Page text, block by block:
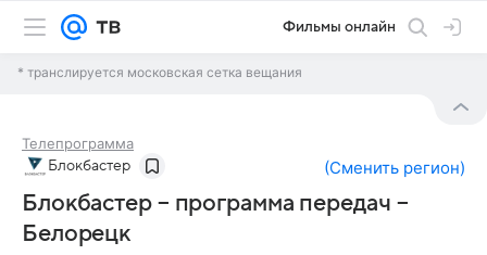
Фильмы онлайн
* транслируется московская сетка вещания
Телепрограмма
Блокбастер (Сменить регион)
Блокбастер – программа передач –
Белорецк